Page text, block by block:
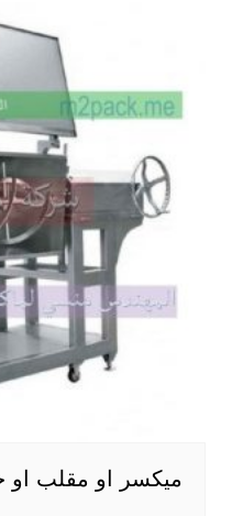
ميكسر او مقلب او